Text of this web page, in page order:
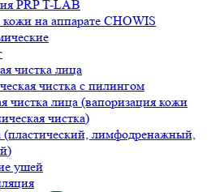
PRP T-LAB
на аппарате CHOWIS
чистка лица
чистка с пилингом
чистка лица (вапоризация кожи
чистка)
лимфодренажный,
ушей